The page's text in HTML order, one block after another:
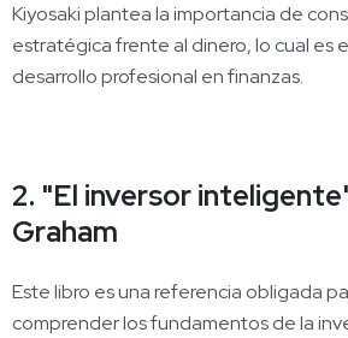
Kiyosaki plantea la importancia de
estratégica frente al dinero, lo cual es
desarrollo profesional en finanzas.
2. "El inversor
Graham
Este libro es una referencia obligada
comprender los fundamentos de la